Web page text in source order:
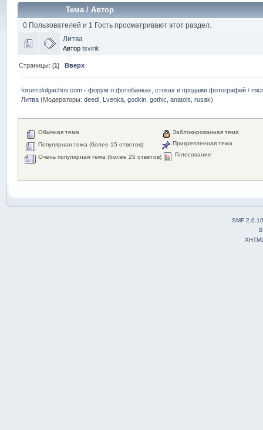
Тема/ Автор
0 Пользователей и 1 Гость просматривают этот раздел.
Литва
Автор tsvirik
Страницы: [1]Вверх
forum.dolgachov.com - форум о фотобанках, стоках и продаже фотографий /
Литва (Модераторы:deedl Lvenka ,godkin ,gothic ,anatols ,rusak)
Обычная тема
Популярная тема (более 15 ответов)
Очень популярная тема (более 25 ответов)
Заблокированная тема
Прикрепленная тема
Голосование
SMF